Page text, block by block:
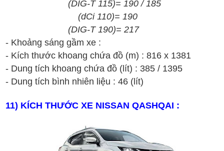
(DIG-T 115)=190 /185
(dCi 110)=190
(DIG-T 190)=217
- Khoảng sáng gầm xe :
- Kích thước khoang chứađồ (m) :816 x 1381
- Dung tích khoang chứađồ (lít) : 385/ 1395
- Dung tích bình nhiên liệu :46 (lít)
11) KÍCH THƯỚC XE NISSAN QASHQAI :